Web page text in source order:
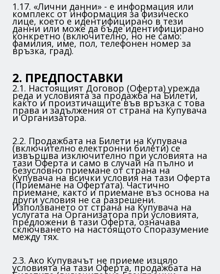
1.17. «Лични данни» - е информация или
комплекс от информация за физическо
лице, което е идентифицирано в тези
данни или може да бъде идентифицирано
конкретно (включително, но не само:
фамилия, име, пол, телефонен номер за
връзка, град).
2. ПРЕДПОСТАВКИ
2.1. Настоящият Договор (Оферта) урежда
реда и условията за продажба на Билети,
както и произтичащите във връзка с това
права и задължения от страна на Купувача
и Организатора.
2.2. Продажбата на Билети на Купувача
(включително електронни билети) се
извършва изключително при условията на
тази Оферта и само в случай на пълно и
безусловно приемане от страна на
Купувача на всички условия на тази Оферта
(Приемане на Офертата). Частично
приемане, както и приемане въз основа на
други условия не са разрешени.
Използването от страна на Купувача на
услугата на Организатора при условията,
предложени в тази Оферта, означава
сключването на настоящото Споразумение
между тях.
2.3. Ако Купувачът не приеме изцяло
условията на тази Оферта, продажбата на